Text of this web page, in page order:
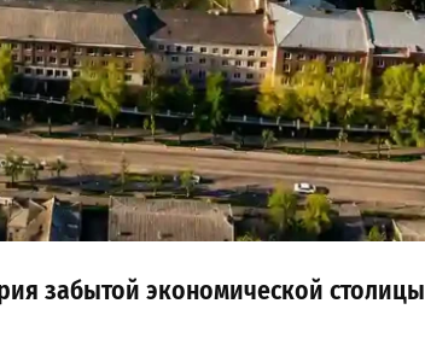
забытой экономической столицы